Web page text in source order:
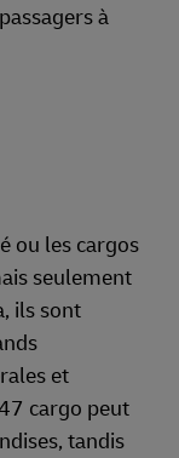
à
ou les cargos
seulement
ils sont
et
cargo peut
tandis